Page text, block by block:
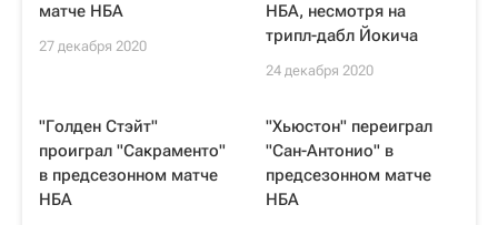
матче НБА
27 декабря 2020
НБА, несмотря на
трипл-дабл Йокича
24 декабря 2020
"Голден Стэйт"
проиграл "Сакраменто"
в предсезонном матче
НБА
"Хьюстон" переиграл
"Сан-Антонио" в
предсезонном матче
НБА